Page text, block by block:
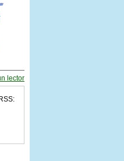
lector